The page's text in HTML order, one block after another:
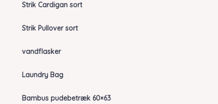
Strik Cardigan sort
Strik Pullover sort
vandflasker
Laundry Bag
Bambus pudebetræk 60×63